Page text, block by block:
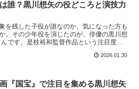
誰？黒川想矢の役どころと演技力
を残した子役が誰なのか、気になった方も
。その少年役を演じたのが、俳優の黒川想
です。是枝裕和監督作品という注目度の
2026.01.30
『国宝』で注目を集める黒川想矢